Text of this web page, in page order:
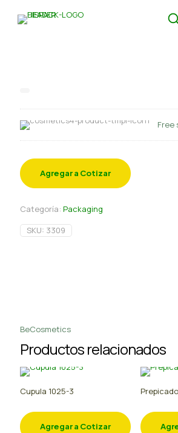
Free
Agregar a Cotizar
Categoría: Packaging
SKU: 3309
BeCosmetics
Productos relacionados
Cupula 1025-3
Agregar a Cotizar